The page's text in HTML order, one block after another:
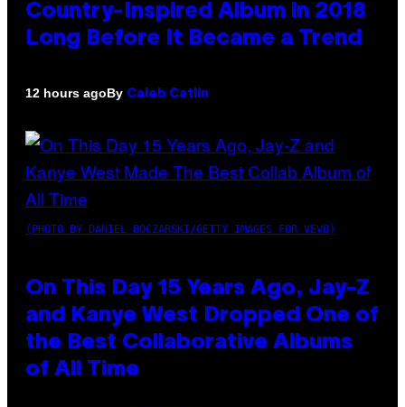
Country-Inspired Album in 2018
Long Before It Became a Trend
12 hours agoBy Caleb Catlin
(PHOTO BY DANIEL BOCZARSKI/GETTY IMAGES FOR VEVO)
On This Day 15 Years Ago, Jay-Z
and Kanye West Dropped One of
the Best Collaborative Albums
of All Time